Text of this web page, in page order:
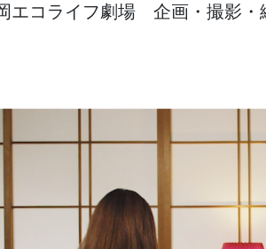
人情報保護方針
エコライフ劇場 企画・撮影・